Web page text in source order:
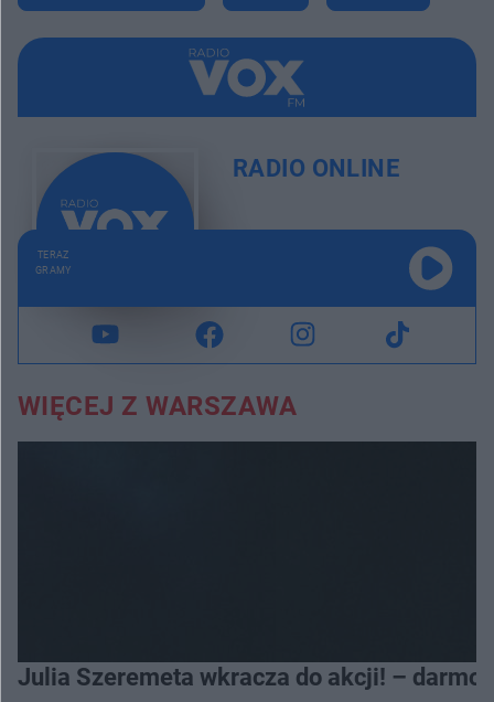
RADIO ONLINE
TERAZ
GRAMY
WIĘCEJ Z WARSZAWA
Julia Szeremeta wkracza do akcji! –